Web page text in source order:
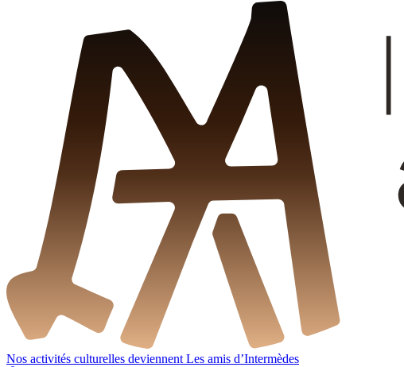
Nos activités culturelles deviennent Les amis d’Intermèdes